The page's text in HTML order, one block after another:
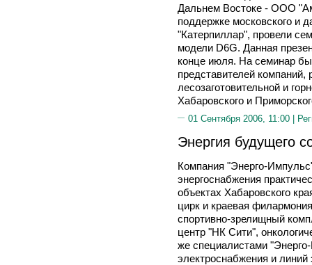
Дальнем Востоке - ООО
поддержке московского и
"Катерпиллар", провели
модели D6G. Данная
конце июля. На семинар
представителей
лесозаготовительной и
Хабаровского и
01 Сентября 2006, 11:00 |
Энергия будущего
Компания "Энерго-
энергоснабжения
объектах Хабаровского
цирк и краевая
спортивно-зрелищный
центр "НК Сити",
же специалистами
электроснабжения и